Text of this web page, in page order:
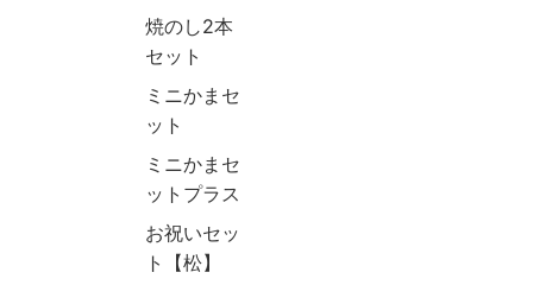
焼のし2本
セット
ミニかまセ
ット
ミニかまセ
ットプラス
お祝いセッ
ト【松】